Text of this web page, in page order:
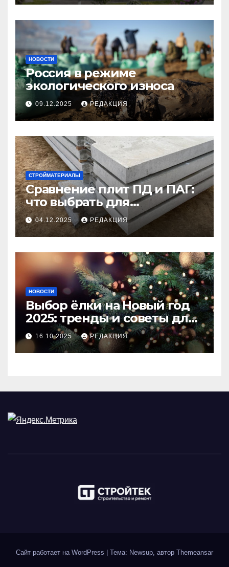
НОВОСТИ
Россия в режиме
экологического износа
09.12.2025 РЕДАКЦИЯ
СТРОЙМАТЕРИАЛЫ
Сравнение плит ПД и ПАГ:
что выбрать для
долговечного и прочного
покрытия
04.12.2025 РЕДАКЦИЯ
НОВОСТИ
Выбор ёлки на Новый год
2025: тренды и советы для
идеального праздника
16.10.2025 РЕДАКЦИЯ
Сайт работает на WordPress | Тема: Newsup, автор Themeansar